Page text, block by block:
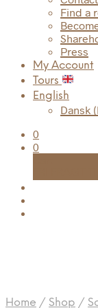
Find a
Press
My Account
Tours
English
Dansk (
0
0
Home / Shop /